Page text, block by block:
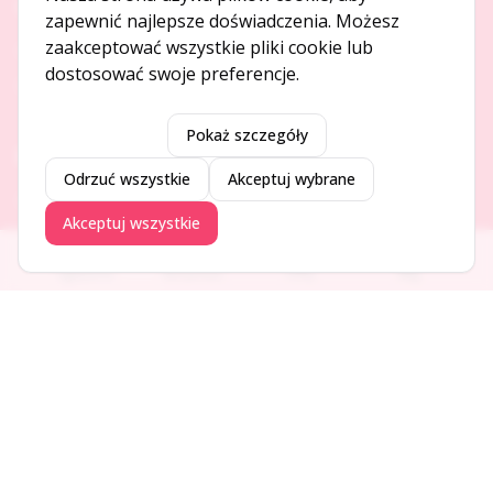
O NAS
O serwisie
Kontakt
DODAJ I PROMUJ
Dodaj ogłoszenie
Dodaj firmę
Promuj ogłoszenie
Ogłoszenia Aktualności Firmy Blog
zapewnić najlepsze doświadczenia. Możesz
zaakceptować wszystkie pliki cookie lub
dostosować swoje preferencje.
Pokaż szczegóły
Odrzuć wszystkie Akceptuj wybrane
Akceptuj wszystkie